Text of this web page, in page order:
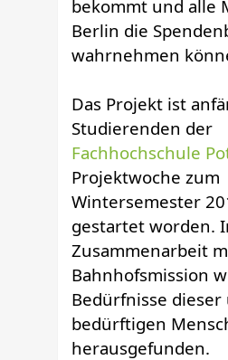
bekommt und alle
Berlin die
wahrnehmen
Das Projekt ist
Studierenden der
Fachhochschule
Projektwoche zum
Wintersemester
gestartet worden.
Zusammenarbeit
Bahnhofsmission
Bedürfnisse
bedürftigen
herausgefunden.